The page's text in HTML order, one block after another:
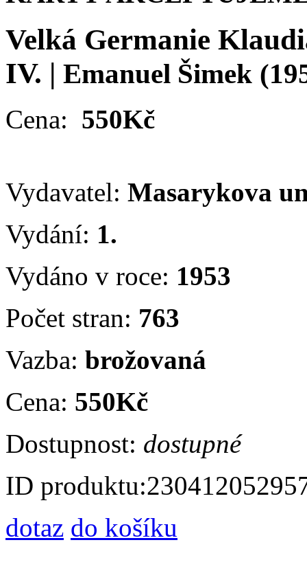
Velká Germanie
IV. | Emanuel Šimek
Cena: 550Kč
Vydavatel: Masarykova
Vydání: 1.
Vydáno v roce: 1953
Počet stran: 763
Vazba: brožovaná
Cena: 550Kč
Dostupnost: dostupné
ID produktu:
dotaz do košíku